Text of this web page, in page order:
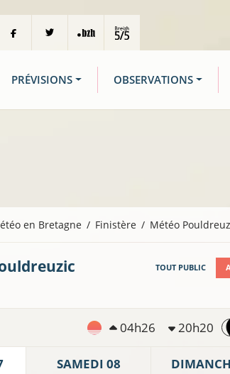
PRÉVISIONS OBSERVATIONS
en Bretagne Finistère Météo
TOUT PUBLIC
04h26 20h20
SAMEDI 08